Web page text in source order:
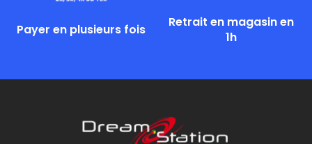
Payer en plusieurs fois
Retrait en magasin en
1h